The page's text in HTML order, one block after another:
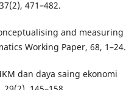
471–482.
and measuring
Working Paper, 68, 1–24.
dan daya saing ekonomi